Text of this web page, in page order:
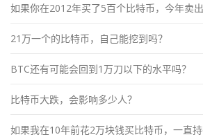
如果你在2012年买了5百个比特币，今年卖
21万一个的比特币，自己能挖到吗？
BTC还有可能会回到1万刀以下的水平吗？
比特币大跌，会影响多少人？
如果我在10年前花2万块钱买比特币，一直